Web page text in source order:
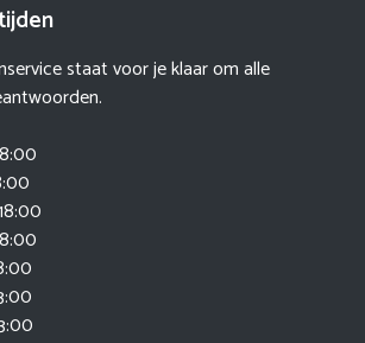
staat voor je klaar om alle